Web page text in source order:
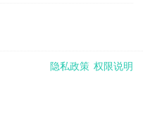
隐私政策 权限说明